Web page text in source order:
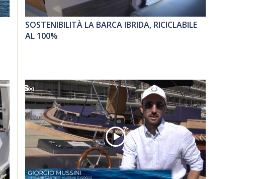
SOSTENIBILITÀ LA BARCA IBRIDA, RICICLABILE
AL 100%